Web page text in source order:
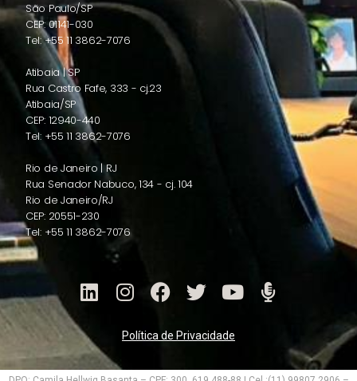
São Paulo/SP
CEP: 01141-030
Tel: +55 11 3862-7076
Atibaia | SP
Rua Castro Fafe, 333 - cj.23
Atibaia/SP
CEP: 12940-440
Tel: +55 11 3862-7076
Rio de Janeiro | RJ
Rua Senador Nabuco, 134 - cj. 104
Rio de Janeiro/RJ
CEP: 20551-230
Tel: +55 11 3862-7076
Política de Privacidade